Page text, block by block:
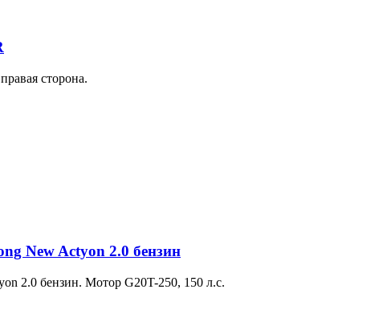
сторона.
New Actyon 2.0 бензин
2.0 бензин. Мотор G20T-250, 150 л.с.